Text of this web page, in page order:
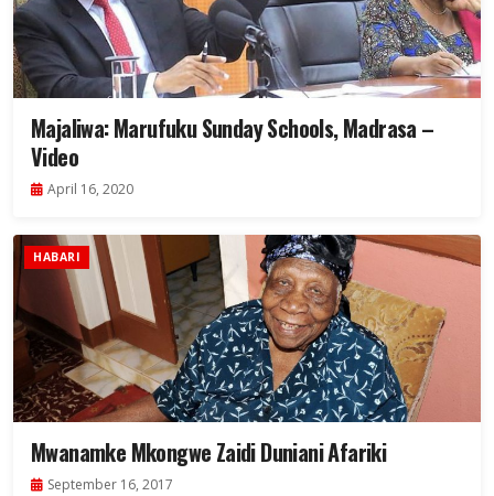
Majaliwa: Marufuku Sunday Schools, Madrasa –
Video
April 16, 2020
HABARI
Mwanamke Mkongwe Zaidi Duniani Afariki
September 16, 2017